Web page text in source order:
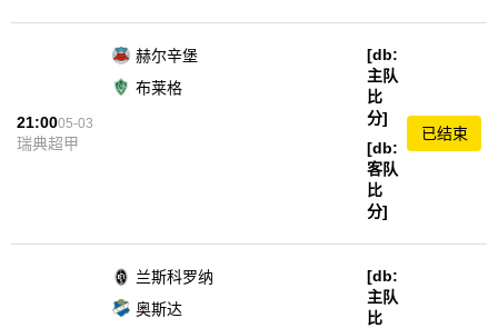
21:0005-03
瑞典超甲
赫尔辛堡
[db:
主队
比
分]
[db:
客队
比
分]
布莱格
已结束
兰斯科罗纳
[db:
主队
比
奥斯达